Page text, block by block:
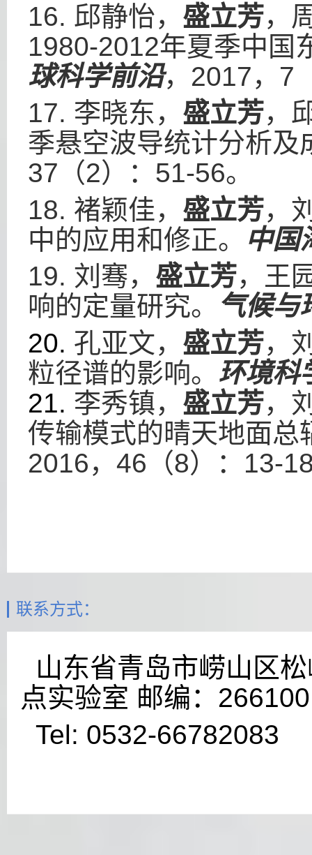
16. 邱静怡， 盛立芳，
1980-2012年夏季中国
球科学前沿， 2017， 7
17. 李晓东， 盛立芳，
季悬空波导统计分析及
37 （2）： 51-56。
18. 褚颖佳， 盛立芳，
中的应用和修正。
中国
19. 刘骞， 盛立芳，王
响的定量研究。
气候与
20. 孔亚文， 盛立芳，
粒径谱的影响。 环境科
21. 李秀镇， 盛立芳，
传输模式的晴天地面总
2016， 46 （8）： 13-
联系方式：
山东省青岛市崂山区
点实验室 邮编：266100
Tel: 0532-66782083